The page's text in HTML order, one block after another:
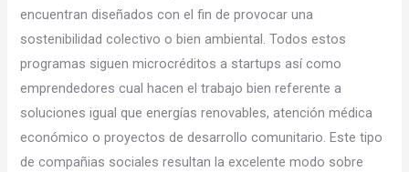
encuentran diseñados con el fin de provocar una
sostenibilidad colectivo o bien ambiental. Todos estos
programas siguen microcréditos a startups así­ como
emprendedores cual hacen el trabajo bien referente a
soluciones igual que energías renovables, atención médica
económico o proyectos de desarrollo comunitario. Este tipo
de compañias sociales resultan la excelente modo sobre